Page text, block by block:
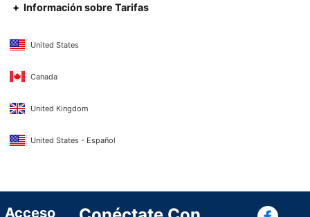
Información sobre Tarifas
United States
Canada
United Kingdom
United States - Español
Acceso